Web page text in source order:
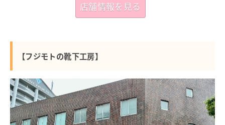
店舗情報を見る
【フジモトの靴下工房】